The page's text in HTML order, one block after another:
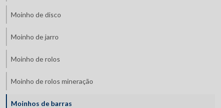
Moinho de disco
Moinho de jarro
Moinho de rolos
Moinho de rolos mineração
Moinhos de barras